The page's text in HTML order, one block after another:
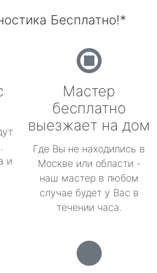
Бесплатно!*
и
Мастер
бесплатно
выезжает на дом
Где Вы не находились в
Москве или области -
наш мастер в любом
случае будет у Вас в
течении часа.